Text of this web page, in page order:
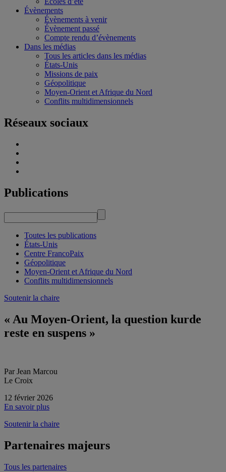
Évènements
Évènements à venir
Évènement passé
Compte rendu d’évènements
Dans les médias
Tous les articles dans les médias
États-Unis
Missions de paix
Géopolitique
Moyen-Orient et Afrique du Nord
Conflits multidimensionnels
Réseaux sociaux
Publications
Toutes les publications
États-Unis
Centre FrancoPaix
Géopolitique
Moyen-Orient et Afrique du Nord
Conflits multidimensionnels
Soutenir la chaire
« Au Moyen-Orient, la question kurde
reste en suspens »
Par Jean Marcou
Le Croix
12 février 2026
En savoir plus
Soutenir la chaire
Partenaires majeurs
Tous les partenaires